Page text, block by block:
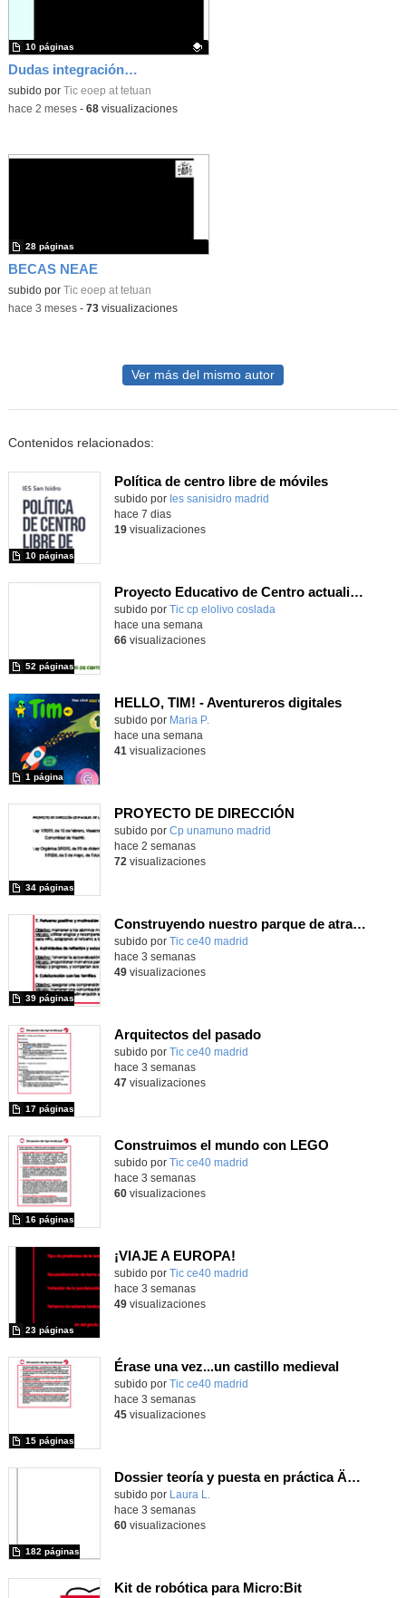
Dudas integración sensorial familias
Contenido educativo.
subido por Tic eoep at tetuan
10 páginas
-hace 2 meses- 68visualizaciones
BECAS NEAE
subido por Tic eoep at tetuan
28 páginas
-hace 3 meses- 73visualizaciones
Ver más del mismo autor
Contenidos relacionados:
Política de centro libre de móviles
subido por Ies sanisidro madrid
10 páginas
hace 7 dias
19visualizaciones
Proyecto Educativo de Centro actualizado 2026
subido por Tic cp elolivo coslada
52 páginas
hace una semana
66visualizaciones
HELLO, TIM! - Aventureros digitales
Contenido educativo.
subido por Maria P.
1 página
hace una semana
41 visualizaciones
PROYECTO DE DIRECCIÓN
Contenido educativo.
subido por Cp unamuno madrid
34 páginas
hace 2 semanas
72 visualizaciones
Construyendo nuestro parque de atracciones
subido por Tic ce40 madrid
39 páginas
hace 3 semanas
49visualizaciones
Arquitectos del pasado
subido por Tic ce40 madrid
17 páginas
hace 3 semanas
47visualizaciones
Construimos el mundo con LEGO
subido por Tic ce40 madrid
16 páginas
hace 3 semanas
60visualizaciones
¡VIAJE A EUROPA!
subido por Tic ce40 madrid
23 páginas
hace 3 semanas
49visualizaciones
Érase una vez...un castillo medieval
subido por Tic ce40 madrid
15 páginas
hace 3 semanas
45visualizaciones
Dossier teoría y puesta en práctica Äprendizaje Basado en Juegos en Educación Infantil y Primaria
Contenido educativo.
subido por Laura L.
182 páginas
hace 3 semanas
60visualizaciones
Kit de robótica para Micro:Bit